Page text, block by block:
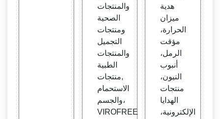
والمنتجات
الصحية
ومنتجات
التجميل
والمنتجات
الطبية
,منتجات
الاستحمام
والجسم،
VIROFREE
هدية
ميزان
الحرارة،
مؤقت
الرمل،
أنبوب
النيون،
منتجات
الهدايا
الإلكترونية،